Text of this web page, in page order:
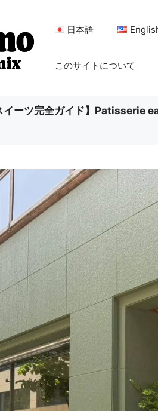
日本語
このサイトについて
イーツ完全ガイド】Patisserie